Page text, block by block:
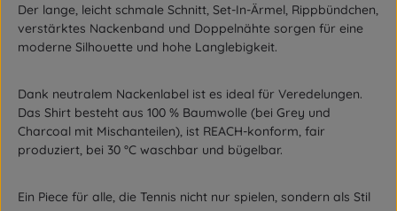
Der lange, leicht schmale Schnitt, Set-In-Ärmel, Rippbündchen,
verstärktes Nackenband und Doppelnähte sorgen für eine
moderne Silhouette und hohe Langlebigkeit.
Dank neutralem Nackenlabel ist es ideal für Veredelungen.
Das Shirt besteht aus 100 % Baumwolle (bei Grey und
Charcoal mit Mischanteilen), ist REACH-konform, fair
produziert, bei 30 °C waschbar und bügelbar.
Ein Piece für alle, die Tennis nicht nur spielen, sondern als Stil